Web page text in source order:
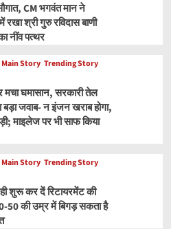
CM भगवंत मान ने
रखा श्री गुरु रविदास बाणी
नींव पत्थर
Main Story Trending Story
मचा घमासान, सरकारी तेल
बड़ा जवाब- न इंजन खराब होगा,
माइलेज पर भी साफ किया
Main Story Trending Story
शुरू कर दें रिटायरमेंट की
50 की उम्र में बिगड़ सकता है